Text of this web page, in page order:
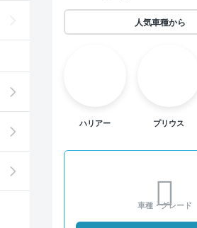
人気車種から
ハリアー プリウス
車種・グレード